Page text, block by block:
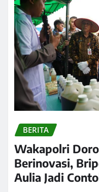
BERITA
Wakapolri
Berinovasi,
Aulia Jadi